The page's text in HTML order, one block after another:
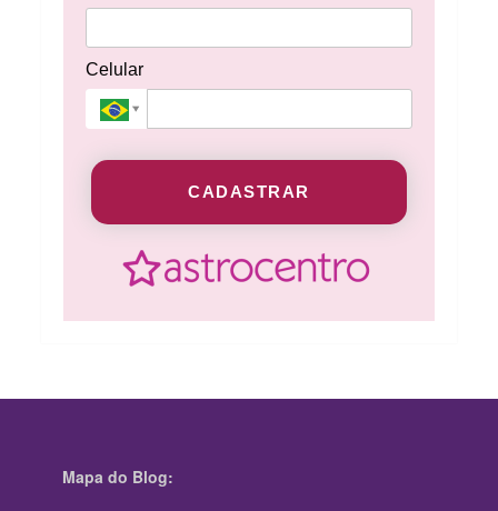
Celular
CADASTRAR
Mapa do Blog: